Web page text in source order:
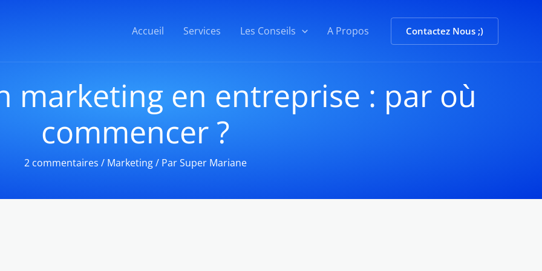
Accueil Services Les Conseils A Propos Contactez Nous ;)
marketing en entreprise : par où
commencer ?
2 commentaires / Marketing/ ParSuper Mariane